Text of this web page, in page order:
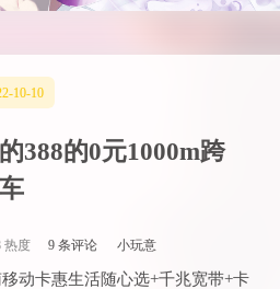
10-10
388的0元1000m跨
热度 9 条评论 小玩意
动卡惠生活随心选+千兆宽带+卡